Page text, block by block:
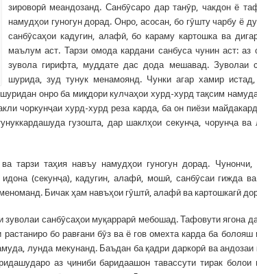
зироворӣ меандозанд. Санбӯсаро дар танӯр, чакдон ё
намудҳои гуногун дорад. Онро, асосан, бо гӯшту чарбу ё
санбӯсаҳои кадугин, алафӣ, бо караму картошка ва
маълум аст. Тарзи омода кардани санбуса чунин аст: аз
зувола гирифта, муддате дас дода мешавад. Зуволаи
шурида, зуд тунук менамоянд. Чунки агар хамир истад,
онро ба миқдори кулчаҳои хурд-хурд тақсим
чоркунҷаи хурд-хурд реза карда, ба он пиёзи
гузошта, дар шаклҳои секунҷа, чорунҷа
тарзи таҳия навъу намудҳои гуногун дорад. Чунончи,
идона (секунҷа), кадугин, алафӣ, мошӣ, санбӯсаи гижда
Бичак ҳам навъҳои гӯштӣ, алафӣ ва картошкагӣ
зуволаи санбӯсаҳои муқаррарӣ мебошад. Тафовути ягона
бо равғани бӯз ва ё гов омехта карда ба
лунда мекунанд. Баъдан ба қадри даркорӣ ва андозаи
аз ҷиниби баридаашон тавассути тирак болои